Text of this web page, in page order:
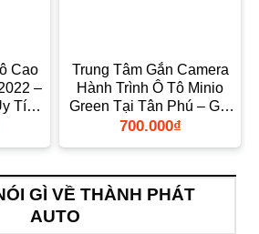
Cao
–
Tín
Trung Tâm Gắn Camera
Hành Trình Ô Tô Minio
Green Tại Tân Phú – Giá
Tốt TPHCM
700.000₫
GÌ VỀ THÀNH PHÁT
AUTO